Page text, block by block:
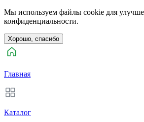
Мы используем файлы cookie для
конфиденциальности.
Хорошо, спасибо
Главная
Каталог